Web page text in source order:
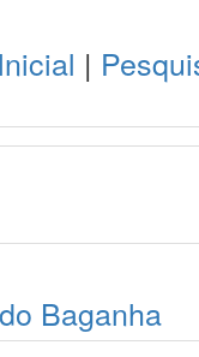
|
Baganha